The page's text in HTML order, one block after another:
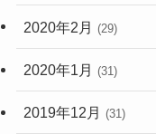
2020年2月 (29)
2020年1月 (31)
2019年12月 (31)